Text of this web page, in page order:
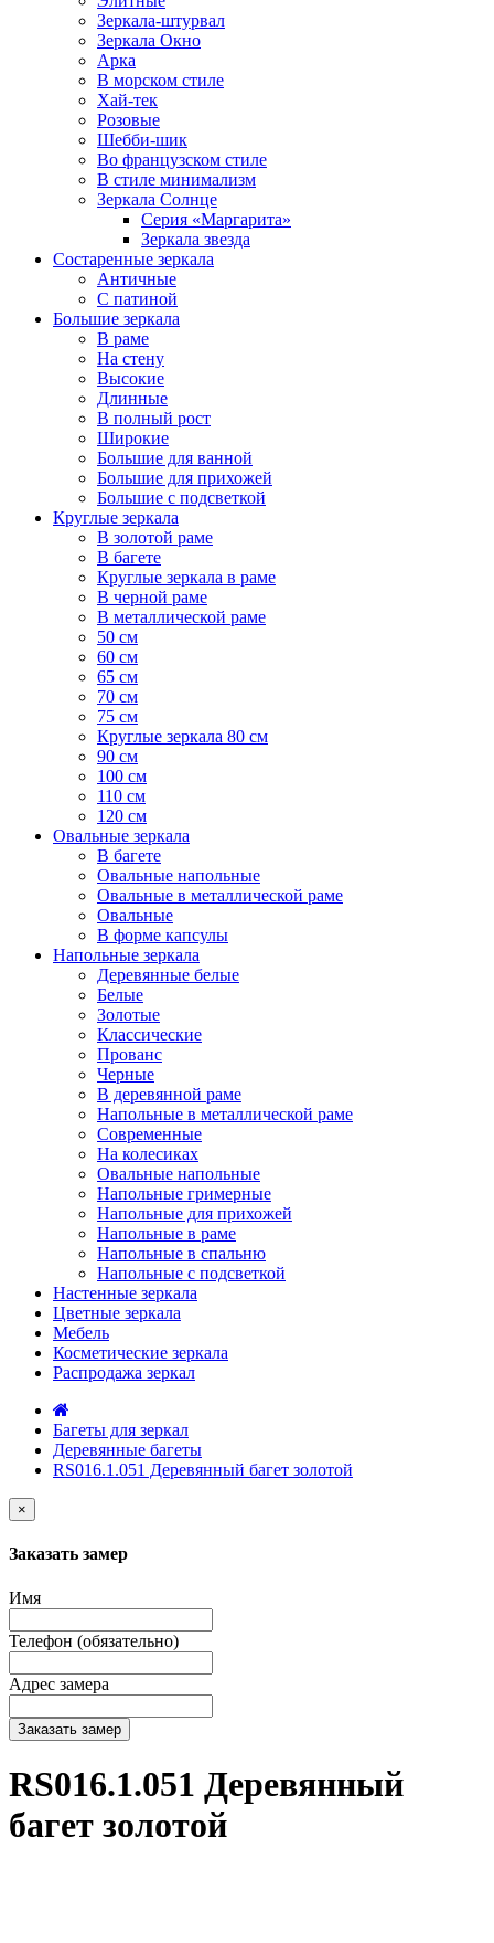
Зеркала-штурвал
Зеркала Окно
Арка
В морском стиле
Хай-тек
Розовые
Шебби-шик
Во французском стиле
В стиле минимализм
Зеркала Солнце
Серия «Маргарита»
Зеркала звезда
Состаренные зеркала
Античные
С патиной
Большие зеркала
В раме
На стену
Высокие
Длинные
В полный рост
Широкие
Большие для ванной
Большие для прихожей
Большие с подсветкой
Круглые зеркала
В золотой раме
В багете
Круглые зеркала в раме
В черной раме
В металлической раме
50 см
60 см
65 см
70 см
75 см
Круглые зеркала 80 см
90 см
100 см
110 см
120 см
Овальные зеркала
В багете
Овальные напольные
Овальные в металлической раме
Овальные
В форме капсулы
Напольные зеркала
Деревянные белые
Белые
Золотые
Классические
Прованс
Черные
В деревянной раме
Напольные в металлической раме
Современные
На колесиках
Овальные напольные
Напольные гримерные
Напольные для прихожей
Напольные в раме
Напольные в спальню
Напольные с подсветкой
Настенные зеркала
Цветные зеркала
Мебель
Косметические зеркала
Распродажа зеркал
Багеты для зеркал
Деревянные багеты
RS016.1.051 Деревянный багет золотой
×
Заказать замер
Имя
Телефон (обязательно)
Адрес замера
Заказать замер
RS016.1.051 Деревянный
багет золотой